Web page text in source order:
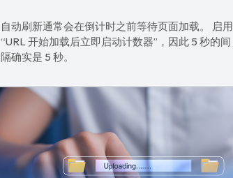
自动刷新通常会在倒计时之前等待页面加载。 启用
“URL 开始加载后立即启动计数器”，因此 5 秒的间
隔确实是 5 秒。